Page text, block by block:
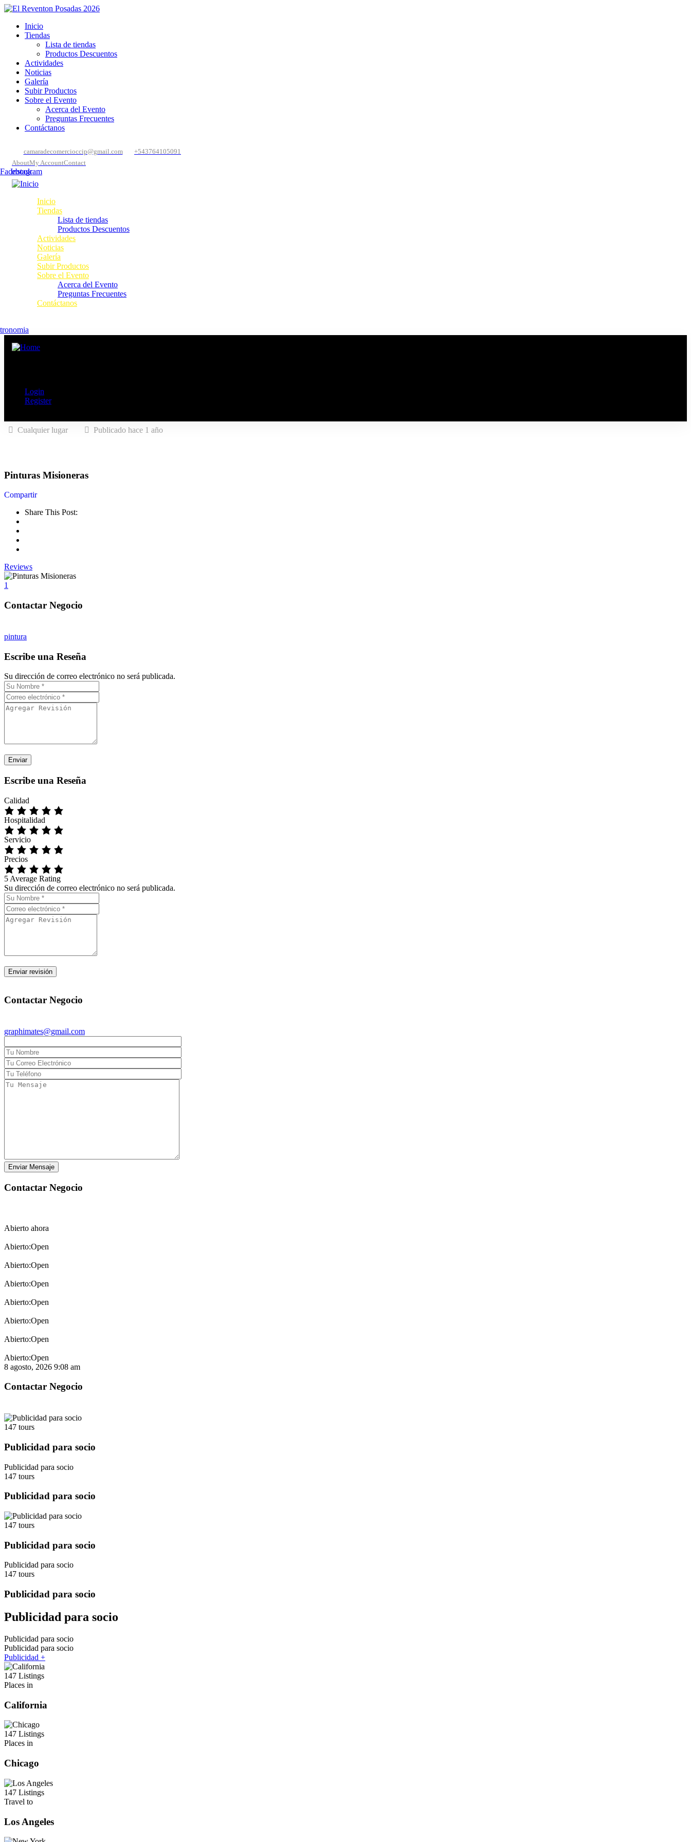
Inicio
Tiendas
Lista de tiendas
Productos Descuentos
Actividades
Noticias
Galería
Subir Productos
Sobre el Evento
Acerca del Evento
Preguntas Frecuentes
Contáctanos
camaradecomercioccip@gmail.com
+543764105091
AboutMy AccountContact
Facebook
Instagram
Inicio
Tiendas
Lista de tiendas
Productos Descuentos
Actividades
Noticias
Galería
Subir Productos
Sobre el Evento
Acerca del Evento
Preguntas Frecuentes
Contáctanos
Login
Register
Cualquier lugar Publicado hace 1 año
Pinturas Misioneras
Share This Post:
Reviews
1
pintura
Escribe una Reseña
Su dirección de correo electrónico no será publicada.
Escribe una Reseña
Calidad
Hospitalidad
Servicio
Precios
5 Average Rating
Su dirección de correo electrónico no será publicada.
graphimates@gmail.com
Open
Open
Open
Open
Open
Open
Open
8 agosto, 2026 9:08 am
147 tours
Publicidad para socio
Publicidad para socio
147 tours
Publicidad para socio
147 tours
Publicidad para socio
Publicidad para socio
147 tours
Publicidad para socio
Publicidad para socio
Publicidad para socio
Publicidad para socio
Publicidad +
147 Listings
Places in
California
147 Listings
Places in
Chicago
147 Listings
Travel to
Los Angeles